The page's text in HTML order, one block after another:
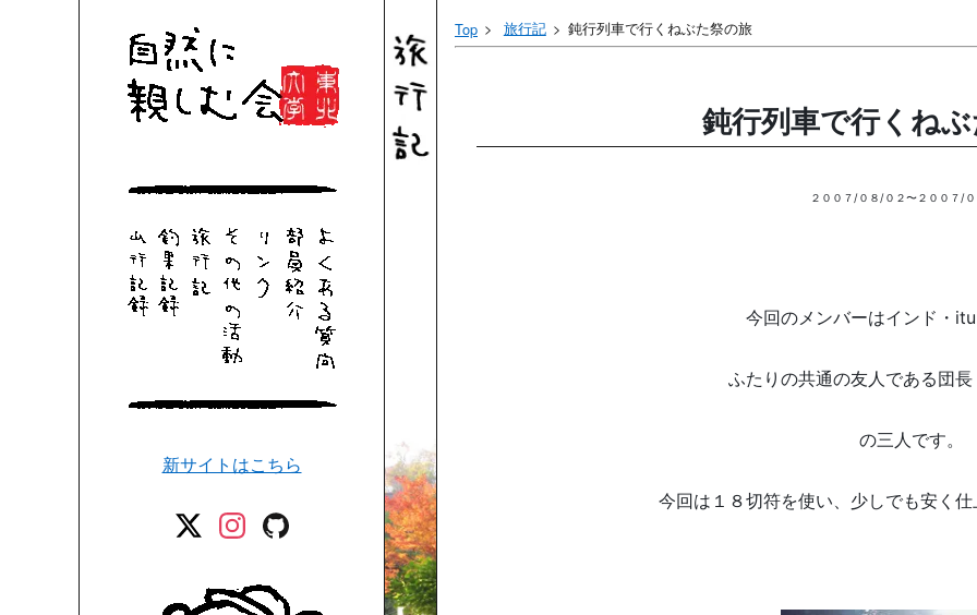
新サイトはこちら
Top 旅行記 鈍行列車で行くねぶた祭の旅
鈍行列車で行くね
２００７/０８/０２〜２００７/
今回のメンバーはインド・
ふたりの共通の友人である団
の三人です。
今回は１８切符を使い、少しでも安く